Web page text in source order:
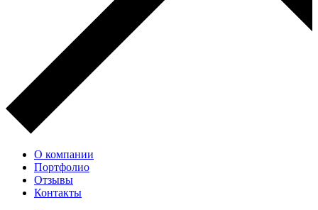
О компании
Портфолио
Отзывы
Контакты